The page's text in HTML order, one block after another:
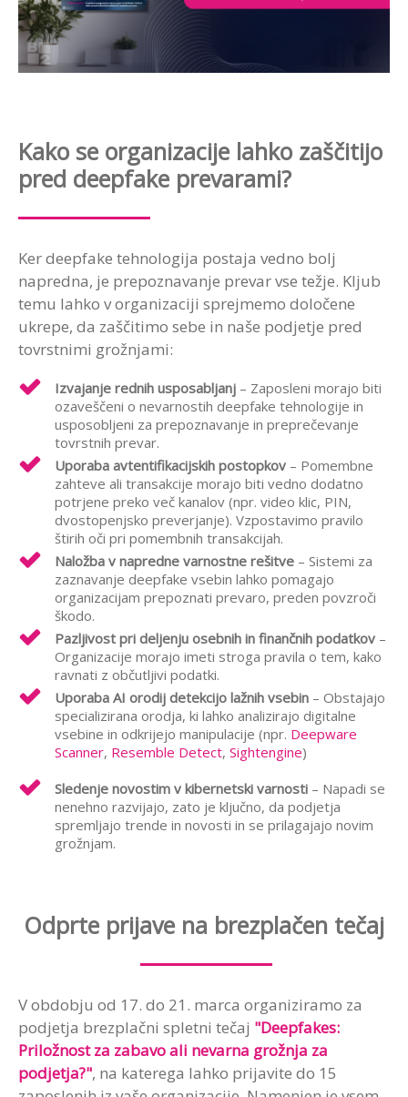
Kako se organizacije lahko zaščitijo
pred deepfake prevarami?
Ker deepfake tehnologija postaja vedno bolj
napredna, je prepoznavanje prevar vse težje. Kljub
temu lahko v organizaciji sprejmemo določene
ukrepe, da zaščitimo sebe in naše podjetje pred
tovrstnimi grožnjami:
Izvajanje rednih usposabljanj – Zaposleni morajo biti
ozaveščeni o nevarnostih deepfake tehnologije in
usposobljeni za prepoznavanje in preprečevanje
tovrstnih prevar.
Uporaba avtentifikacijskih postopkov – Pomembne
zahteve ali transakcije morajo biti vedno dodatno
potrjene preko več kanalov (npr. video klic, PIN,
dvostopenjsko preverjanje). Vzpostavimo pravilo
štirih oči pri pomembnih transakcijah.
Naložba v napredne varnostne rešitve – Sistemi za
zaznavanje deepfake vsebin lahko pomagajo
organizacijam prepoznati prevaro, preden povzroči
škodo.
Pazljivost pri deljenju osebnih in finančnih podatkov –
Organizacije morajo imeti stroga pravila o tem, kako
ravnati z občutljivi podatki.
Uporaba AI orodij detekcijo lažnih vsebin – Obstajajo
specializirana orodja, ki lahko analizirajo digitalne
vsebine in odkrijejo manipulacije (npr. Deepware
Scanner, Resemble Detect, Sightengine)
Sledenje novostim v kibernetski varnosti – Napadi se
nenehno razvijajo, zato je ključno, da podjetja
spremljajo trende in novosti in se prilagajajo novim
grožnjam.
Odprte prijave na brezplačen tečaj
V obdobju od 17. do 21. marca organiziramo za
podjetja brezplačni spletni tečaj "Deepfakes:
Priložnost za zabavo ali nevarna grožnja za
podjetja?", na katerega lahko prijavite do 15